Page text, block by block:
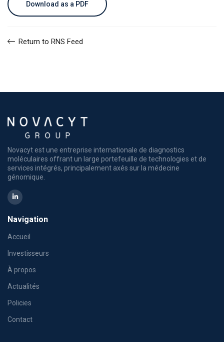
Download as a PDF
Return to RNS Feed
Novacyt est une entreprise internationale de diagnostics
moléculaires offrant un large portefeuille de technologies et de
services intégrés, principalement axés sur la médecine
génomique.
Navigation
Accueil
Investisseurs
À propos
Actualités
Policies
Contact